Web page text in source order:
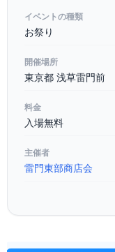
イベントの種類
お祭り
開催場所
東京都 浅草雷門前
料金
入場無料
主催者
雷門東部商店会